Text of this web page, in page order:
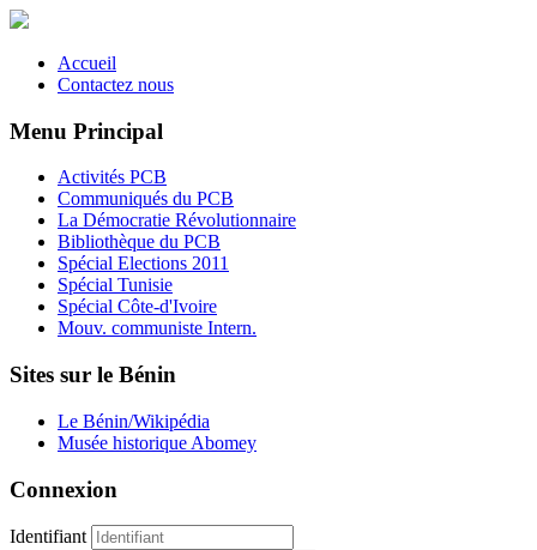
Accueil
Contactez nous
Menu Principal
Activités PCB
Communiqués du PCB
La Démocratie Révolutionnaire
Bibliothèque du PCB
Spécial Elections 2011
Spécial Tunisie
Spécial Côte-d'Ivoire
Mouv. communiste Intern.
Sites sur le Bénin
Le Bénin/Wikipédia
Musée historique Abomey
Connexion
Identifiant